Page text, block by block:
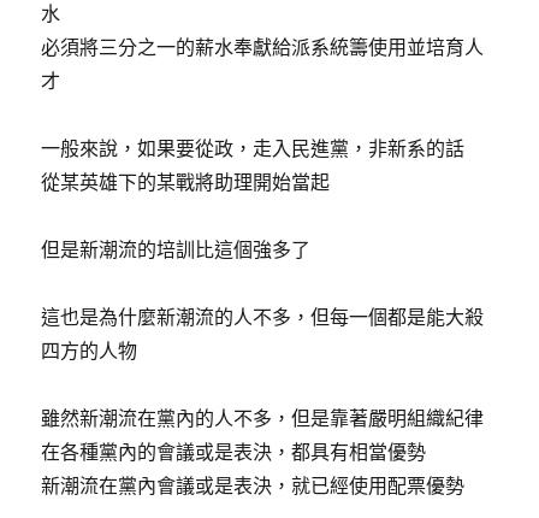
水
必須將三分之一的薪水奉獻給派系統籌使用並培育人
才
一般來說，如果要從政，走入民進黨，非新系的話
從某英雄下的某戰將助理開始當起
但是新潮流的培訓比這個強多了
這也是為什麼新潮流的人不多，但每一個都是能大殺
四方的人物
雖然新潮流在黨內的人不多，但是靠著嚴明組織紀律
在各種黨內的會議或是表決，都具有相當優勢
新潮流在黨內會議或是表決，就已經使用配票優勢